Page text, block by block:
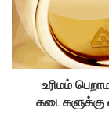
உரிமம்
கடைகளுக்கு